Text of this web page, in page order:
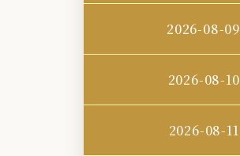
2026-08-09
2026-08-10
2026-08-11